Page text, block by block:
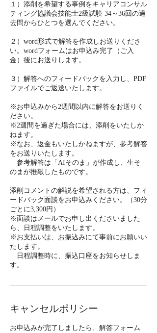
１）添削を希望する事例をキャリアコンサル
ティング協議会技能士2級試験 34～36回の過
去問からひとつを選んでください。
２）word形式で解答を作成しお送りくださ
い。wordフォームはお申込み完了（ご入
金）後にお送りします。
３）解答へのフィードバックを入力し、PDF
ファイルでご返送いたします。
※お申込みから2週間以内に解答をお送りく
ださい。
※2週間を過ぎた場合には、添削をいたしか
ねます。
※なお、返金もいたしかねますが、参考解答
をお送りいたします。
参考解答は「AIそのま」が作成し、生そ
のまが推敲したものです。
添削コメントの解説を希望される方は、フィ
ードバック面談をお申込みください。（30分
ごとに3,300円）
※面談はメールでお申し出くださいました
ら、日程調整をいたします。
※お支払いは、お振込みにて事前にお願いい
たします。
日程調整時に、振込口座をお知らせしま
す。
キャンセルポリシー
お申込みが完了しましたら、解答フォーム